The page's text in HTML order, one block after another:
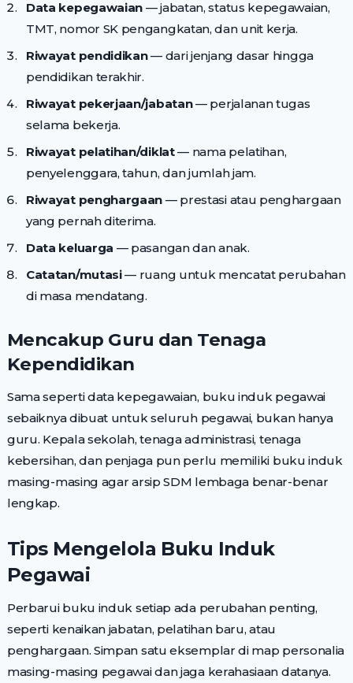
Data kepegawaian — jabatan, status kepegawaian,
TMT, nomor SK pengangkatan, dan unit kerja.
Riwayat pendidikan— dari jenjang dasar hingga
pendidikan terakhir.
Riwayat pekerjaan/jabatan— perjalanan tugas
selama bekerja.
Riwayat pelatihan/diklat— nama pelatihan,
penyelenggara, tahun, dan jumlah jam.
Riwayat penghargaan — prestasi atau penghargaan
yang pernah diterima.
Data keluarga — pasangan dan anak.
Catatan/mutasi— ruang untuk mencatat perubahan
di masa mendatang.
Mencakup Guru dan Tenaga
Kependidikan
Sama seperti data kepegawaian, buku induk pegawai
sebaiknya dibuat untuk seluruh pegawai, bukan hanya
guru. Kepala sekolah, tenaga administrasi, tenaga
kebersihan, dan penjaga pun perlu memiliki buku induk
masing-masing agar arsip SDM lembaga benar-benar
lengkap.
Tips Mengelola Buku Induk
Pegawai
Perbarui buku induk setiap ada perubahan penting,
seperti kenaikan jabatan, pelatihan baru, atau
penghargaan. Simpan satu eksemplar di map personalia
masing-masing pegawai dan jaga kerahasiaan datanya.